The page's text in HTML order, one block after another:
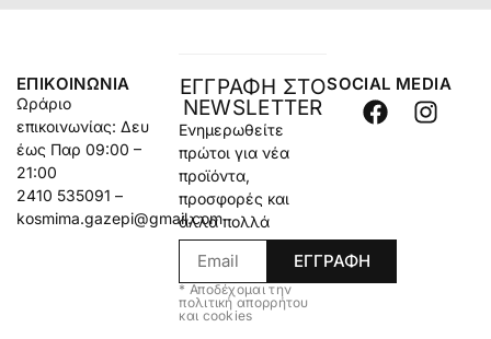
ΕΠΙΚΟΙΝΩΝΊΑ
Ωράριο
επικοινωνίας: Δευ
έως Παρ 09:00 –
21:00
2410 535091 –
kosmima.gazepi@gmail.com
ΕΓΓΡΑΦΗ ΣΤΟ
NEWSLETTER
Ενημερωθείτε
πρώτοι για νέα
προϊόντα,
προσφορές και
άλλα πολλά
ΕΓΓΡΑΦΗ
* Αποδέχομαι την
πολιτική απορρήτου
και cookies
SOCIAL MEDIA